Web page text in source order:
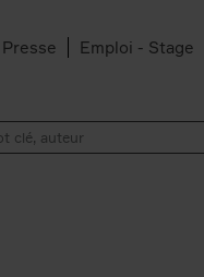
Presse Emploi - Stage